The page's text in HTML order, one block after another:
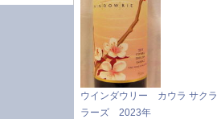
ウインダウリー カウラ サクラ
ラーズ 2023年